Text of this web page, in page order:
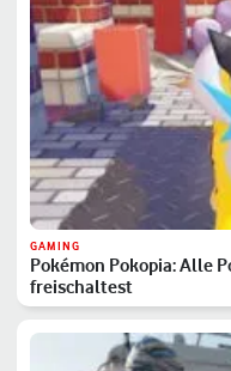
GAMING
Pokémon Pokopia: Alle
freischaltest